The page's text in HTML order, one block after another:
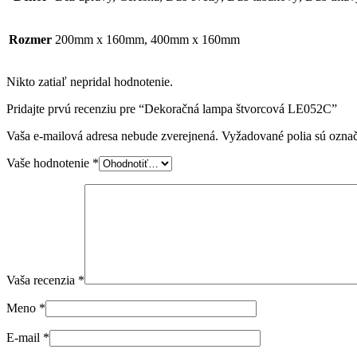
Rozmer 200mm x 160mm, 400mm x 160mm
Nikto zatiaľ nepridal hodnotenie.
Pridajte prvú recenziu pre “Dekoračná lampa štvorcová LE052C”
Vaša e-mailová adresa nebude zverejnená. Vyžadované polia sú
Vaše hodnotenie *
Vaša recenzia *
Meno *
E-mail *